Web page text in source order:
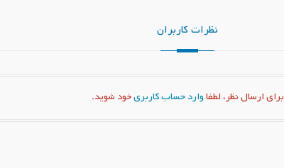
نظرات کاربران
برای ارسال نظر، لطفا وارد حساب کاربری خود شوید.